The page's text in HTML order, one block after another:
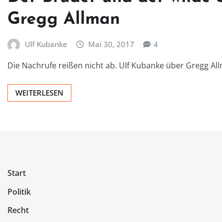
Gregg Allman
Ulf Kubanke Mai 30, 2017 4
Die Nachrufe reißen nicht ab. Ulf Kubanke über Gregg
WEITERLESEN
Start
Politik
Recht